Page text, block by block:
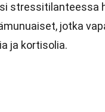
stressitilanteessa
jotka
ja kortisolia.